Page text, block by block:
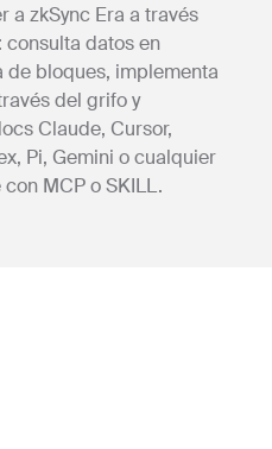
a zkSync Era a través
datos en
bloques, implementa
del grifo y
Claude, Cursor,
Pi, Gemini o cualquier
MCP o SKILL.